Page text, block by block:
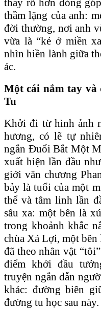
thấy rõ hơn đóng
thầm lặng của anh:
đời thường, nơi anh
vừa là “kẻ ở miền
nhìn hiền lành giữa
ác.
Một cái nắm tay và
Tu
Khởi đi từ hình ảnh
hương, có lẽ tự
ngắn Đuổi Bắt Một
xuất hiện lần đầu
giới văn chương
bảy là tuổi của một
thể và tâm linh lần
sâu xa: một bên là
trong khoảnh khắc
chùa Xá Lợi, một
đã theo nhân vật
điểm khởi đầu
truyện ngắn dẫn
khác: đường biên
đường tu học sau này.